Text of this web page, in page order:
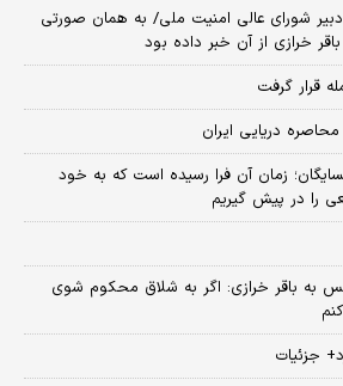
دبیر شورای عالی امنیت ملی/ به همان صورتی
خرازی از آن خبر داده بود
قرار گرفت
دریایی ایران
زمان آن فرا رسیده است که به خود
را در پیش گیریم
به باقر خرازی: اگر به شلاق محکوم شوی
جزئیات